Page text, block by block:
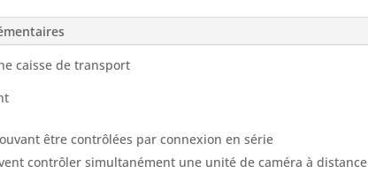
caisse de transport
être contrôlées par connexion en série
contrôler simultanément une unité de caméra à distance